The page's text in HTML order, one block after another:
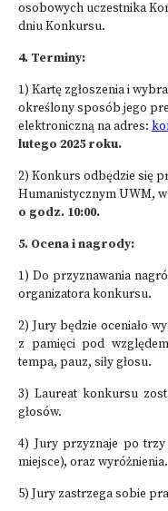
osobowych uczestnika
dniu Konkursu.
4. Terminy:
1) Kartę zgłoszenia i
określony sposób jego
elektroniczną na adres:
lutego 2025 roku.
2) Konkurs odbędzie się
Humanistycznym UWM,
o godz. 10:00.
5. Ocena i nagrody:
1) Do przyznawania
organizatora konkursu.
2) Jury będzie oceniało
z pamięci pod
tempa, pauz, siły głosu.
3) Laureat konkursu
głosów.
4) Jury przyznaje po
miejsce), oraz wyróżnienia.
5) Jury zastrzega sobie